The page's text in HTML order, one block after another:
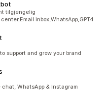
tilgjengelig
inbox,WhatsApp,GPT4
support and grow your brand
WhatsApp & Instagram